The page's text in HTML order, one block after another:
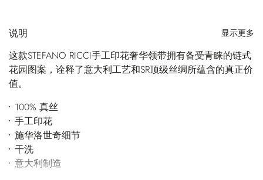
说明 显示更多
这款STEFANO RICCI手工印花奢华领带拥有备受青睐的链式
花园图案，诠释了意大利工艺和SR顶级丝绸所蕴含的真正价
值。
100% 真丝
手工印花
施华洛世奇细节
干洗
意大利制造